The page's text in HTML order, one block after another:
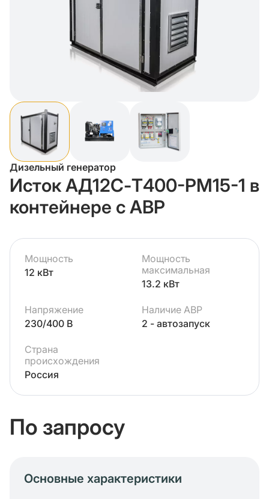
Дизельный генератор
Исток АД12С-Т400-РМ15-1 в
контейнере с АВР
Мощность
12 кВт
Мощность
максимальная
13.2 кВт
Напряжение
230/400 В
Наличие АВР
2 - автозапуск
Страна
происхождения
Россия
По запросу
Основные характеристики